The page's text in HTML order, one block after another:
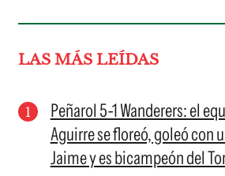
LAS MÁS LEÍDAS
Peñarol 5-1 Wanderers: el
Aguirre se floreó, goleó con
Jaime y es bicampeón del